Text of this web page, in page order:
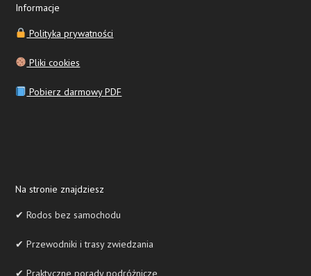
Informacje
Polityka prywatności
Pliki cookies
Pobierz darmowy PDF
Na stronie znajdziesz
✔ Rodos bez samochodu
✔ Przewodniki i trasy zwiedzania